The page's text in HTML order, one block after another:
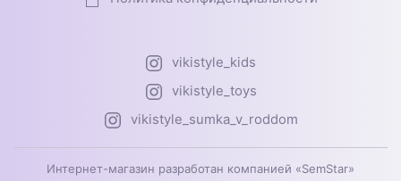
vikistyle_kids
vikistyle_toys
vikistyle_sumka_v_roddom
Интернет-магазин разработан компанией «SemStar»